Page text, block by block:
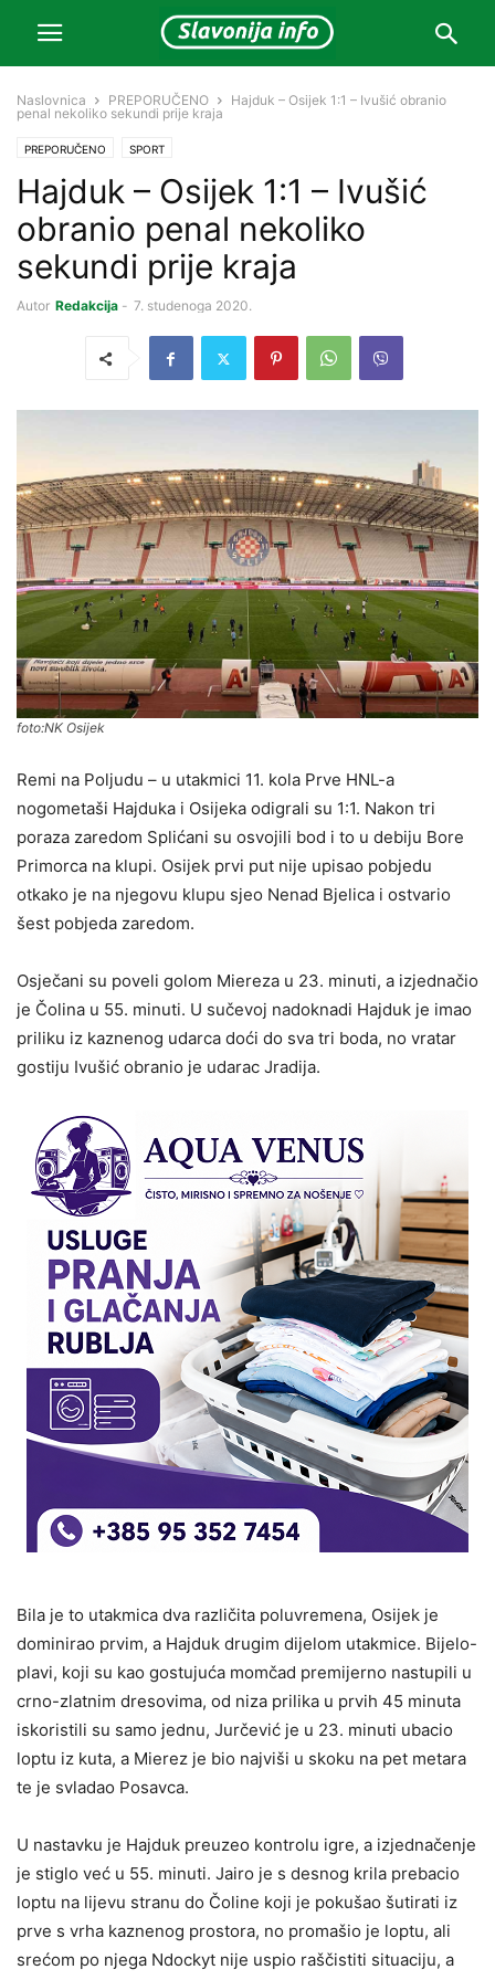
Naslovnica PREPORUČENO
Hajduk – Osijek 1:1 – Ivušić obranio
penal nekoliko sekundi prije kraja
PREPORUČENO SPORT
Hajduk – Osijek 1:1 – Ivušić
obranio penal nekoliko
sekundi prije kraja
Autor Redakcija - 7. studenoga 2020.
foto:NK Osijek
Remi na Poljudu – u utakmici 11. kola Prve HNL-a
nogometaši Hajduka i Osijeka odigrali su 1:1. Nakon tri
poraza zaredom Splićani su osvojili bod i to u debiju Bore
Primorca na klupi. Osijek prvi put nije upisao pobjedu
otkako je na njegovu klupu sjeo Nenad Bjelica i ostvario
šest pobjeda zaredom.
Osječani su poveli golom Miereza u 23. minuti, a izjednačio
je Čolina u 55. minuti. U sučevoj nadoknadi Hajduk je imao
priliku iz kaznenog udarca doći do sva tri boda, no vratar
gostiju Ivušić obranio je udarac Jradija.
Bila je to utakmica dva različita poluvremena, Osijek je
dominirao prvim, a Hajduk drugim dijelom utakmice. Bijelo-
plavi, koji su kao gostujuća momčad premijerno nastupili u
crno-zlatnim dresovima, od niza prilika u prvih 45 minuta
iskoristili su samo jednu, Jurčević je u 23. minuti ubacio
loptu iz kuta, a Mierez je bio najviši u skoku na pet metara
te je svladao Posavca.
U nastavku je Hajduk preuzeo kontrolu igre, a izjednačenje
je stiglo već u 55. minuti. Jairo je s desnog krila prebacio
loptu na lijevu stranu do Čoline koji je pokušao šutirati iz
prve s vrha kaznenog prostora, no promašio je loptu, ali
srećom po njega Ndockyt nije uspio raščistiti situaciju, a